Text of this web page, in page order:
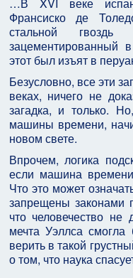
Франсиско де
стальной
зацементированный
этот был изъят в
Безусловно, все эти
веках, ничего не
загадка, и только.
машины времени,
новом свете.
Впрочем, логика
если машина
Что это может
запрещены
что человечество
мечта Уэллса
верить в такой
о том, что наука